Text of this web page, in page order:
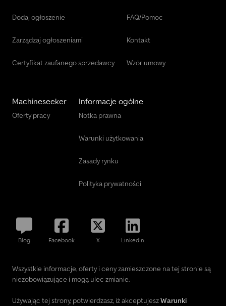
Dodaj ogłoszenie
Zarządzaj ogłoszeniami
Certyfikat zaufanego sprzedawcy
FAQ/Pomoc
Kontakt
Wzór umowy
Machineseeker
Oferty pracy
Informacje ogólne
Notka prawna
Warunki użytkowania
Zasady rynku
Polityka prywatności
Blog Facebook X LinkedIn
Wszystkie informacje, oferty i ceny zamieszczone na tej stronie są
niezobowiązujące i mogą ulec zmianie.
Używając tej strony, potwierdzasz, iż akceptujeszWarunki